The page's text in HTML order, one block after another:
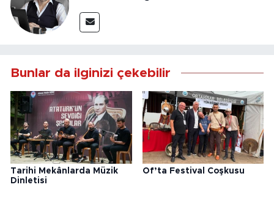
Bunlar da ilginizi çekebilir
Tarihi Mekânlarda Müzik
Dinletisi
Of’ta Festival Coşkusu